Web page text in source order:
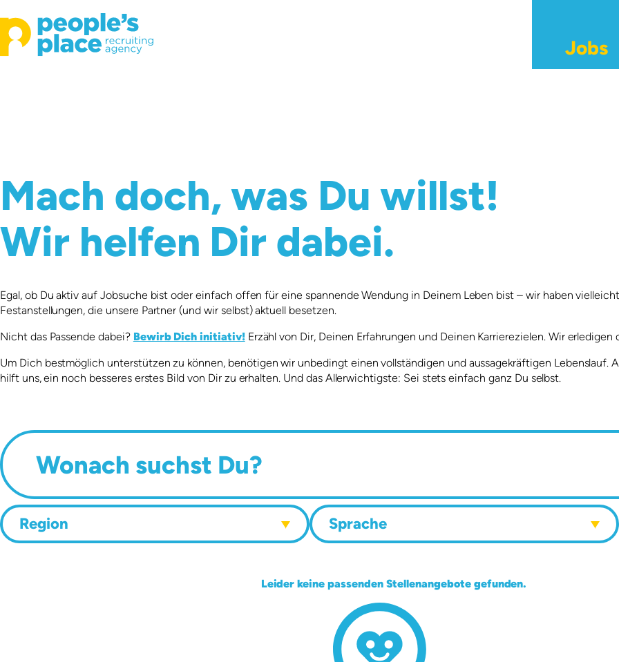
Jobs
Mach doch, was Du willst!
Wir helfen Dir dabei.
Egal, ob Du aktiv auf Jobsuche bist oder einfach offen für eine spannende Wendung in Deinem Leben bist – wir haben
Festanstellungen, die unsere Partner (und wir selbst) aktuell besetzen.
Nicht das Passende dabei? Bewirb Dich initiativ!Erzähl von Dir, Deinen Erfahrungen und Deinen Karrierezielen. Wir erledigen
Um Dich bestmöglich unterstützen zu können, benötigen wir unbedingt einen vollständigen und aussagekräftigen Lebenslauf.
hilft uns, ein noch besseres erstes Bild von Dir zu erhalten. Und das Allerwichtigste: Sei stets einfach ganz Du selbst.
Suchen
Region
Region
Sprache
Sprache
Leider keine passenden Stellenangebote gefunden.